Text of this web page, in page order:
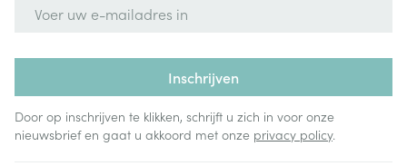
Inschrijven
Door op inschrijven te klikken, schrijft u zich in voor onze
nieuwsbrief en gaat u akkoord met onze privacy policy.